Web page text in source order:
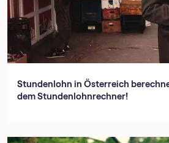
Stundenlohn in Österreich
dem Stundenlohnrechner!